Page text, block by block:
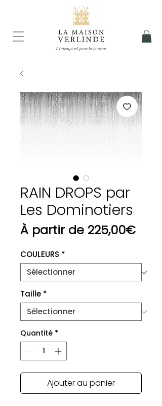
RAIN DROPS par
Les Dominotiers
À partir de 225,00€Prix
COULEURS *
Taille *
Quantité *
Ajouter au panier